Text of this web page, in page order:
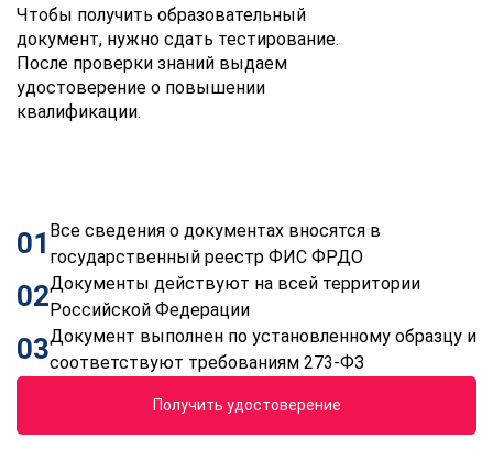
Чтобы получить образовательный
документ, нужно сдать тестирование.
После проверки знаний выдаем
удостоверение о повышении
квалификации.
01 Все сведения о документах вносятся в
государственный реестр ФИС ФРДО
02Документы действуют на всей территории
Российской Федерации
03Документ выполнен по установленному образцу и
соответствуют требованиям 273-ФЗ
Получить удостоверение